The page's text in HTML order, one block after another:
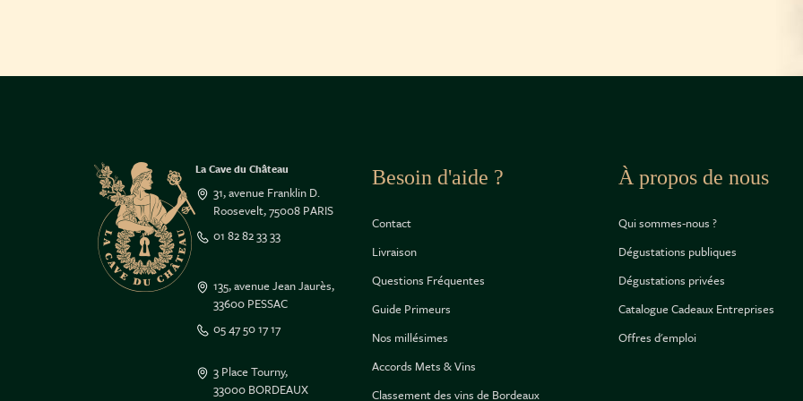
La Cave du Château
31, avenue Franklin D.
Roosevelt, 75008 PARIS
01 82 82 33 33
135, avenue Jean Jaurès,
33600 PESSAC
05 47 50 17 17
3 Place Tourny,
33000 BORDEAUX
Besoin d'aide ?
Contact
Livraison
Questions Fréquentes
Guide Primeurs
Nos millésimes
Accords Mets & Vins
Classement des vins de Bordeaux
À propos de nous
Qui sommes-nous ?
Dégustations publiques
Dégustations privées
Catalogue Cadeaux Entreprises
Offres d'emploi